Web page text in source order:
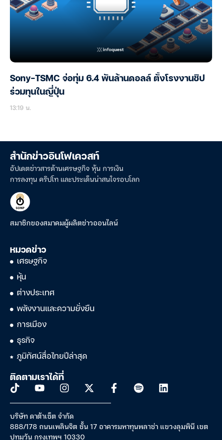
Sony-TSMC จ่อทุ่ม 6.4 พันล้านดอลล์ ตั้งโรงงานชิป
ร่วมทุนในญี่ปุ่น
13:19 น.
สำนักข่าวอินโฟเควสท์
อัปเดตข่าวสารด้านเศรษฐกิจ หุ้น การเงิน
การลงทุน คริปโท และประเด็นน่าสนใจรอบโลก
สมาชิกของสมาคมผู้ผลิตข่าวออนไลน์
หมวดข่าว
เศรษฐกิจ
หุ้น
ต่างประเทศ
พลังงานและความยั่งยืน
การเมือง
ธุรกิจ
ภูมิทัศน์สื่อไทยปีล่าสุด
ติดตามเราได้ที่
บริษัท ดาต้าเซ็ต จำกัด
888/178 ถนนเพลินจิต ชั้น 17 อาคารมหาทุนพลาซ่า แขวงลุมพินี เขต
ปทุมวัน กรุงเทพฯ 10330